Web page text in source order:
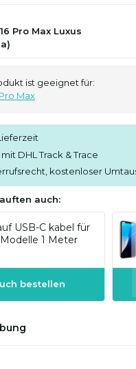
Pro Max Luxus
ist geeignet für:
Max
DHL Track & Trace
kostenloser
auch:
USB-C kabel für
1 Meter
bestellen